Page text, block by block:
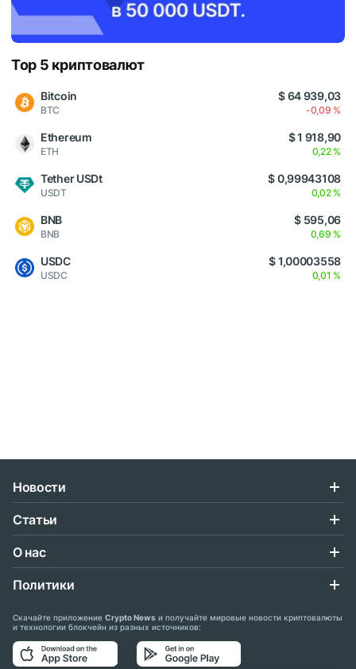
Top 5 криптовалют
Bitcoin
BTC
$ 64 939,03
-0,09 %
Ethereum
ETH
$ 1 918,90
0,22 %
Tether USDt
USDT
$ 0,99943108
0,02 %
BNB
BNB
$ 595,06
0,69 %
USDC
USDC
$ 1,00003558
0,01 %
Новости
Статьи
О нас
Политики
Скачайте приложение Crypto News и получайте мировые новости криптовалюты
и технологии блокчейн из разных источников: